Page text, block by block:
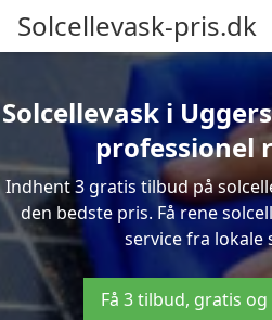
Solcellevask-pris.dk
Solcellevask i
professionel
Indhent 3 gratis tilbud på
den bedste pris. Få rene
service fra lokale
Få 3 tilbud, gratis